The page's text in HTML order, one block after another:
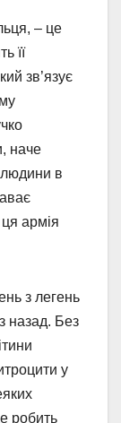
– це
її
зв’язує
наче
людини в
ця армія
з легень
назад. Без
у
робить